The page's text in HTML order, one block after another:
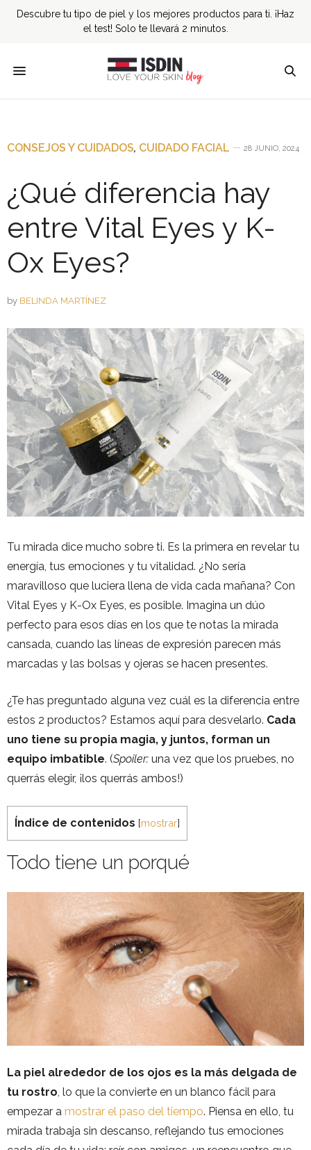
Descubre tu tipo de piel y los mejores productos para ti. ¡Haz
el test! Solo te llevará 2 minutos.
CONSEJOS Y CUIDADOS, CUIDADO FACIAL 28 JUNIO, 2024
¿Qué diferencia hay
entre Vital Eyes y K-
Ox Eyes?
by BELINDA MARTÍNEZ
Tu mirada dice mucho sobre ti. Es la primera en revelar tu
energía, tus emociones y tu vitalidad. ¿No sería
maravilloso que luciera llena de vida cada mañana? Con
Vital Eyes y K-Ox Eyes, es posible. Imagina un dúo
perfecto para esos días en los que te notas la mirada
cansada, cuando las líneas de expresión parecen más
marcadas y las bolsas y ojeras se hacen presentes.
¿Te has preguntado alguna vez cuál es la diferencia entre
estos 2 productos? Estamos aquí para desvelarlo. Cada
uno tiene su propia magia, y juntos, forman un
equipo imbatible. (Spoiler: una vez que los pruebes, no
querrás elegir, ¡los querrás ambos!)
Índice de contenidos [mostrar]
Todo tiene un porqué
La piel alrededor de los ojos es la más delgada de
tu rostro, lo que la convierte en un blanco fácil para
empezar a mostrar el paso del tiempo. Piensa en ello, tu
mirada trabaja sin descanso, reflejando tus emociones